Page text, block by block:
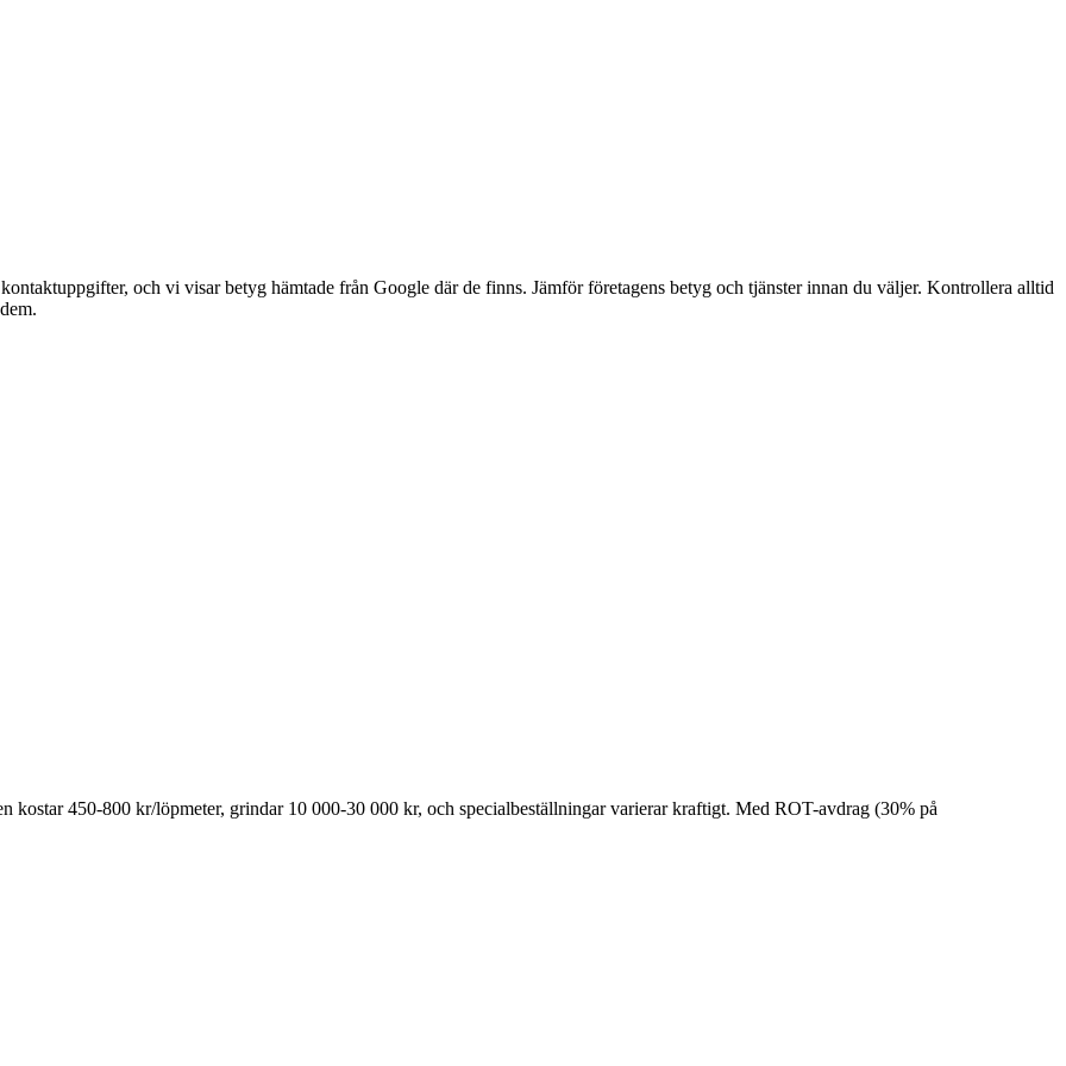
och vi visar betyg hämtade från Google där de finns. Jämför företagens betyg och tjänster innan du väljer. Kontrollera alltid
kostar 450-800 kr/löpmeter, grindar 10 000-30 000 kr, och specialbeställningar varierar kraftigt. Med ROT-avdrag (30% på